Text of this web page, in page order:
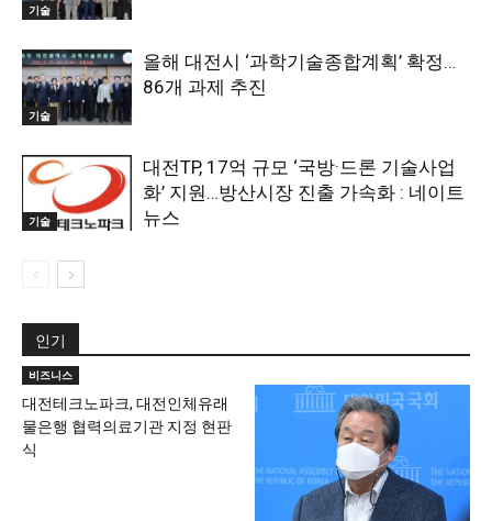
기술
기술
올해 대전시 ‘과학기술종합계획’ 확정…
86개 과제 추진
기술
대전TP, 17억 규모 ‘국방·드론 기술사업
화’ 지원…방산시장 진출 가속화 : 네이트
뉴스
인기
비즈니스
대전테크노파크, 대전인체유래
물은행 협력의료기관 지정 현판
식